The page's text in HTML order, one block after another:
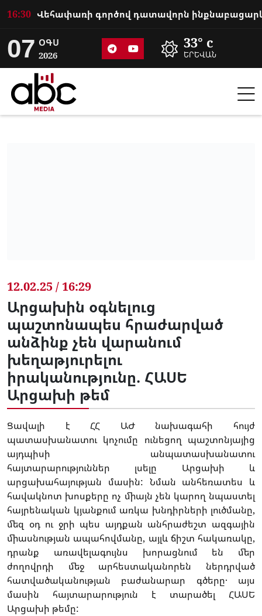
16:30
07 ՕԳՍ
2026
33° c
ԵՐԵՎԱՆ
12.02.25 / 16:29
Արցախին օգնելուց
պաշտոնապես հրաժարված
անձինք չեն վարանում
խեղաթյուրելու
իրականությունը. ՀԱՍԵ
Արցախի թեմ
Ցավալի է ՀՀ ԱԺ նախագահի հույժ
պատասխանատու կոչումը ունեցող պաշտոնյայից
այդպիսի անպատասխանատու
հայտարարություններ լսելը Արցախի և
արցախահայության մասին: Նման անհեռատես և
հավակնոտ խոսքերը ոչ միայն չեն կարող նպաստել
հայրենական կյանքում առկա խնդիրների լուծմանը,
մեզ օդ ու ջրի պես այդքան անհրաժեշտ ազգային
միասնության ապահովմանը, այլև ճիշտ հակառակը,
դրանք առավելագույնս խորացնում են մեր
ժողովրդի մեջ արհեստականորեն ներդրված
հատվածականության բաժանարար գծերը․ այս
մասին հայտարարություն է տարածել ՀԱՍԵ
Արցախի թեմը: